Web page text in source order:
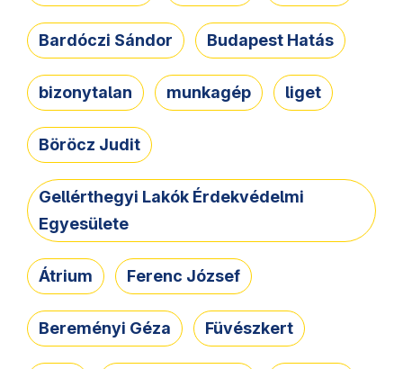
Bardóczi Sándor Budapest Hatás
bizonytalan munkagép liget
Böröcz Judit
Gellérthegyi Lakók Érdekvédelmi
Egyesülete
Átrium Ferenc József
Bereményi Géza Füvészkert